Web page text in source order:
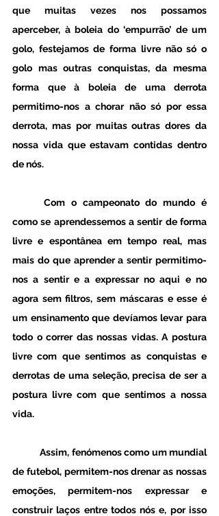
que muitas vezes nos possamos
aperceber, à boleia do ‘empurrão’ de um
golo, festejamos de forma livre não só o
golo mas outras conquistas, da mesma
forma que à boleia de uma derrota
permitimo-nos a chorar não só por essa
derrota, mas por muitas outras dores da
nossa vida que estavam contidas dentro
de nós.
como se aprendessemos a sentir de forma
livre e espontânea em tempo real, mas
mais do que aprender a sentir permitimo-
nos a sentir e a expressar no aqui e no
agora sem filtros, sem máscaras e esse é
um ensinamento que devíamos levar para
todo o correr das nossas vidas. A postura
livre com que sentimos as conquistas e
derrotas de uma seleção, precisa de ser a
postura livre com que sentimos a nossa
vida.
	Assim, fenómenos como um mundial
de futebol, permitem-nos drenar as nossas
emoções, permitem-nos expressar e
construir laços entre todos nós e, por isso